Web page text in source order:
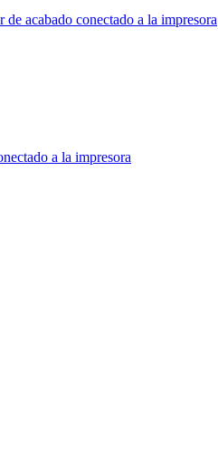
acabado conectado a la impresora
a la impresora